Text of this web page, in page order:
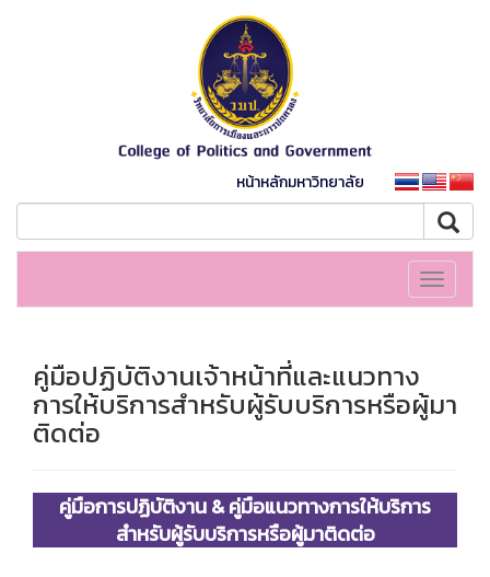
หน้าหลักมหาวิทยาลัย
Toggle
คู่มือปฏิบัติงานเจ้าหน้าที่และแนวทาง
การให้บริการสำหรับผู้รับบริการหรือผู้มา
ติดต่อ
คู่มือการปฏิบัติงาน & คู่มือแนวทางการให้บริการ
สำหรับผู้รับบริการหรือผู้มาติดต่อ